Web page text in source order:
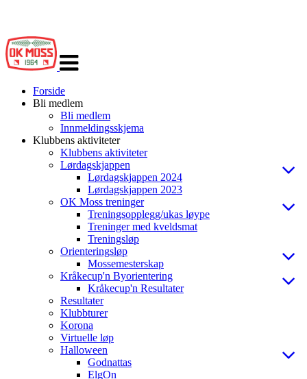
navigasjon
Forside
Bli medlem
Bli medlem
Innmeldingsskjema
Klubbens aktiviteter
Klubbens aktiviteter
Lørdagskjappen
Lørdagskjappen 2024
Lørdagskjappen 2023
OK Moss treninger
Treningsopplegg/ukas løype
Treninger med kveldsmat
Treningsløp
Orienteringsløp
Mossemesterskap
Kråkecup'n Byorientering
Kråkecup'n Resultater
Resultater
Klubbturer
Korona
Virtuelle løp
Halloween
Godnattas
ElgOn